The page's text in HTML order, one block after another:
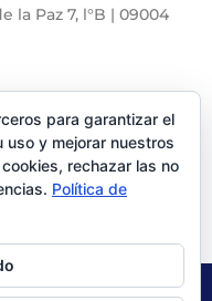
la Paz 7, l°B | 09004
para garantizar el
uso y mejorar nuestros
rechazar las no
Política de